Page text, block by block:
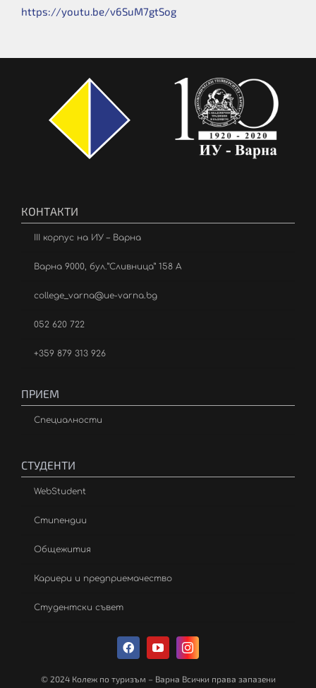
https://youtu.be/v6SuM7gtSog
КОНТАКТИ
III корпус на ИУ – Варна
Варна 9000, бул.”Сливница” 158 А
college_varna@ue-varna.bg
052 620 722
+359 879 313 926
ПРИЕМ
Специалности
СТУДЕНТИ
WebStudent
Стипендии
Общежития
Кариери и предприемачество
Студентски съвет
© 2024 Колеж по туризъм – Варна Всички права запазени